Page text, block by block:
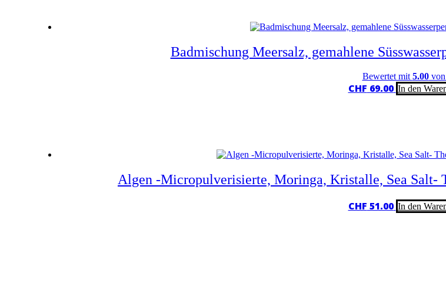
Badmischung Meersalz, gemahlene
Bewertet mit5.00von
CHF 69.00 In den
Algen -Micropulverisierte, Moringa, Kristalle, Sea Salt-
CHF 51.00 In den